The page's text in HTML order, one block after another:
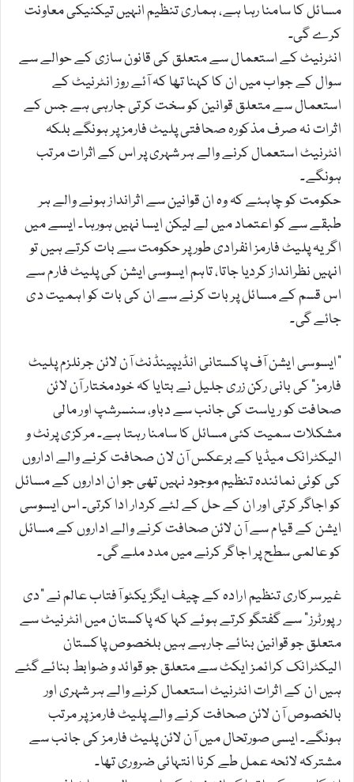
مسائل کا سامنا رہا ہے، ہماری تنظیم انہیں تیکنیکی معاونت
کرے گی۔
انٹرنیٹ کے استعمال سے متعلق کی قانون سازی کے حوالے سے
سوال کے جواب میں ان کا کہنا تھا کہ آئے روز انٹرنیٹ کے
استعمال سے متعلق قوانین کو سخت کرتی جارہی ہے جس کے
اثرات نہ صرف مذکورہ صحافتی پلیٹ فارمز پر ہونگے بلکہ
انٹرنیٹ استعمال کرنے والے ہر شہری پر اس کے اثرات مرتب
ہونگے۔
حکومت کو چاہئے کہ وہ ان قوانین سے اثرانداز ہونے والے ہر
طبقے سے کو اعتماد میں لے لیکن ایسا نہیں ہورہا۔ ایسے میں
اگر یہ پلیٹ فارمز انفرادی طور پر حکومت سے بات کرتے ہیں تو
انہیں نظرانداز کردیا جاتا، تاہم ایسوسی ایشن کی پلیٹ فارم سے
اس قسم کے مسائل پر بات کرنے سے ان کی بات کو اہمیت دی
جائے گی۔
"ایسوسی ایشن آف پاکستانی انڈیپینڈنٹ آن لائن جرنلزم پلیٹ
فارمز” کی بانی رکن زری جلیل نے بتایا کہ خودمختار آن لائن
صحافت کو ریاست کی جانب سے دباو، سنسرشپ اور مالی
مشکلات سمیت کئی مسائل کا سامنا رہتا ہے۔ مرکزی پرنٹ و
الیکٹرانک میڈیا کے برعکس آن لان صحافت کرنے والے اداروں
کی کوئی نمائندہ تنظیم موجود نہیں تھی جو ان اداروں کے مسائل
کو اجاگر کرتی اور ان کے حل کے لئے کردار ادا کرتی۔ اس ایسوسی
ایشن کے قیام سے آن لائن صحافت کرنے والے اداروں کے مسائل
کو عالمی سطح پر اجاگر کرنے میں مدد ملے گی۔
غیرسرکاری تنظیم ارادہ کے چیف ایگزیکٹو آفتاب عالم نے "دی
رپورٹرز” سے گفتگو کرتے ہوئے کہا کہ پاکستان میں انٹرنیٹ سے
متعلق جو قوانین بنائے جارہے ہیں بلخصوص پاکستان
الیکٹرانک کرائمز ایکٹ سے متعلق جو قوائد و ضوابط بنائے گئے
ہیں ان کے اثرات انٹرنیٹ استعمال کرنے والے ہر شہری اور
بالخصوص آن لائن صحافت کرنے والے پلیٹ فارمز پر مرتب
ہونگے۔ ایسی صورتحال میں آن لائن پلیٹ فارمز کی جانب سے
مشترکہ لائحہ عمل طے کرنا انتہائی ضروری تھا۔